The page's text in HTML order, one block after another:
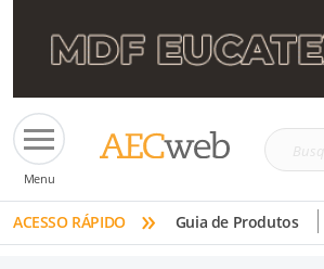
Menu
Busque
tinta,
etc
ACESSO RÁPIDO » Guia de Produtos